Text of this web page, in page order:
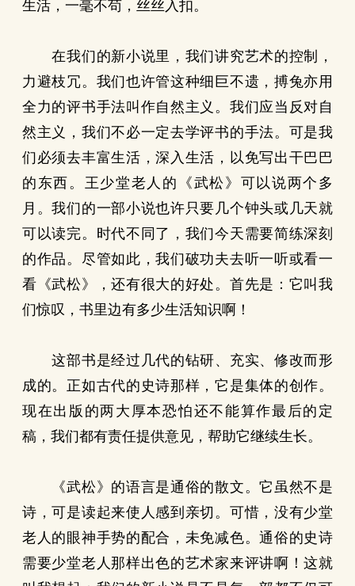
生活，一毫不苟，丝丝入扣。
在我们的新小说里，我们讲究艺术的控制，
力避枝冗。我们也许管这种细巨不遗，搏兔亦用
全力的评书手法叫作自然主义。我们应当反对自
然主义，我们不必一定去学评书的手法。可是我
们必须去丰富生活，深入生活，以免写出干巴巴
的东西。王少堂老人的《武松》可以说两个多
月。我们的一部小说也许只要几个钟头或几天就
可以读完。时代不同了，我们今天需要简练深刻
的作品。尽管如此，我们破功夫去听一听或看一
看《武松》，还有很大的好处。首先是：它叫我
们惊叹，书里边有多少生活知识啊！
这部书是经过几代的钻研、充实、修改而形
成的。正如古代的史诗那样，它是集体的创作。
现在出版的两大厚本恐怕还不能算作最后的定
稿，我们都有责任提供意见，帮助它继续生长。
《武松》的语言是通俗的散文。它虽然不是
诗，可是读起来使人感到亲切。可惜，没有少堂
老人的眼神手势的配合，未免减色。通俗的史诗
需要少堂老人那样出色的艺术家来评讲啊！这就